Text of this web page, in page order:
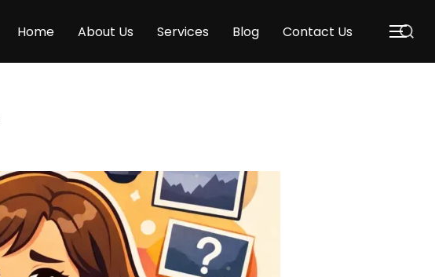
Home About Us Services Blog Contact Us